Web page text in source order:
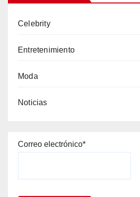
Celebrity
Entretenimiento
Moda
Noticias
Correo electrónico*